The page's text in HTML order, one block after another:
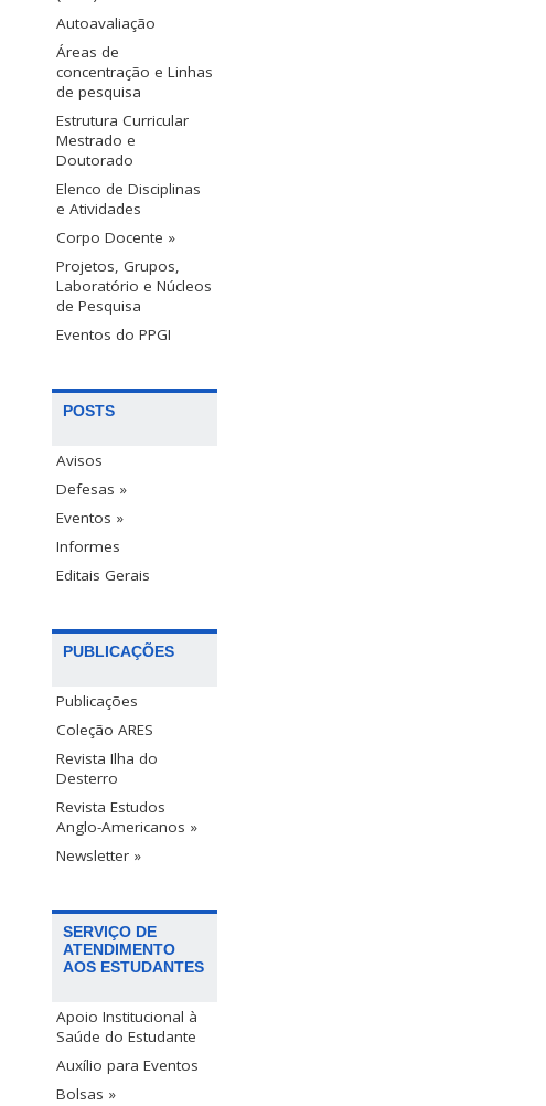
Autoavaliação
Áreas de
concentração e Linhas
de pesquisa
Estrutura Curricular
Mestrado e
Doutorado
Elenco de Disciplinas
e Atividades
Corpo Docente »
Projetos, Grupos,
Laboratório e Núcleos
de Pesquisa
Eventos do PPGI
POSTS
Avisos
Defesas »
Eventos »
Informes
Editais Gerais
PUBLICAÇÕES
Publicações
Coleção ARES
Revista Ilha do
Desterro
Revista Estudos
Anglo-Americanos »
Newsletter »
SERVIÇO DE
ATENDIMENTO
AOS ESTUDANTES
Apoio Institucional à
Saúde do Estudante
Auxílio para Eventos
Bolsas »